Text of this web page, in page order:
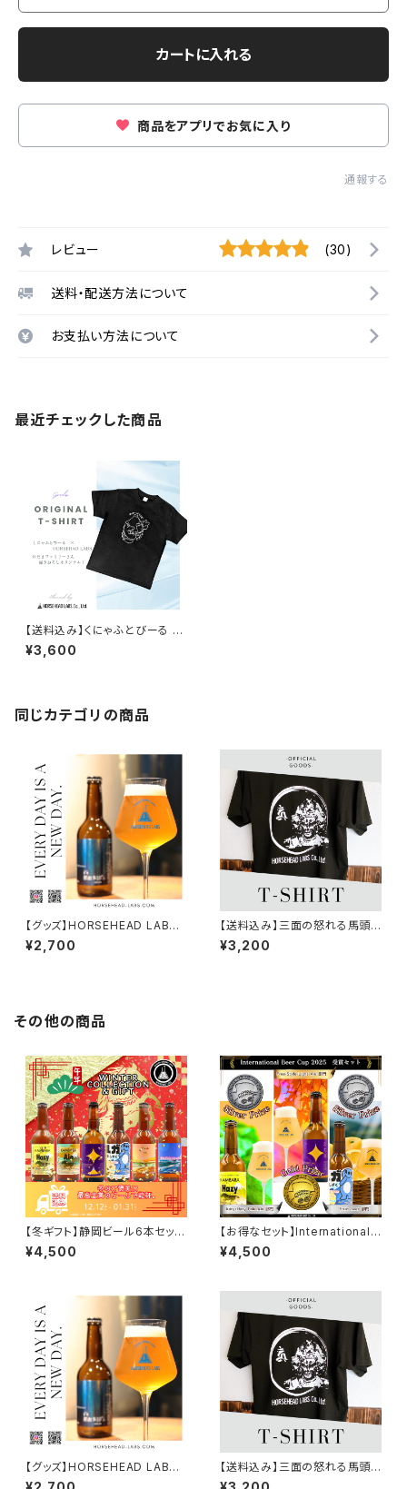
カートに入れる
商品をアプリでお気に入り
通報する
レビュー (30)
送料・配送方法について
お支払い方法について
最近チェックした商品
【送料込み】くにゃふとびーる ×
HORSEHEAD LABS Tシャツ
¥3,600
同じカテゴリの商品
【グッズ】HORSEHEAD LABS
本気のオリジナルグラス【送料
込※北海道・沖縄除く】
¥2,700
【送料込み】三面の怒れる馬頭
観音 Tシャツ
¥3,200
その他の商品
【冬ギフト】静岡ビール6本セット
【送料込※北海道・沖縄除く】
¥4,500
【お得なセット】International
Beer Cup受賞セット【送料込】
¥4,500
【グッズ】HORSEHEAD LABS
本気のオリジナルグラス【送料
【送料込み】三面の怒れる馬頭
観音 Tシャツ